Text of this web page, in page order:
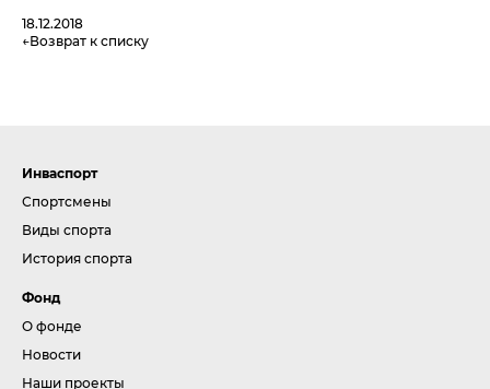
18.12.2018
Возврат к списку
Инваспорт
Спортсмены
Виды спорта
История спорта
Фонд
О фонде
Новости
Наши проекты